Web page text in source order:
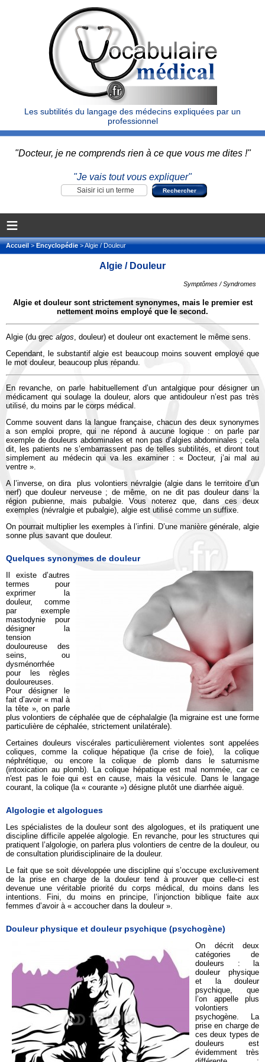
Les subtilités du langage des médecins expliquées par un
professionnel
"Docteur, je ne comprends rien à ce que vous me dites !"
"Je vais tout vous expliquer"
≡
Accueil>Encyclopédie> Algie / Douleur
Algie / Douleur
Symptômes / Syndromes
Algie et douleur sont strictement synonymes, mais le premier est
nettement moins employé que le second.
Algie (du grec algos, douleur) et douleur ont exactement le même sens.
Cependant, le substantif algie est beaucoup moins souvent employé que
le mot douleur, beaucoup plus répandu.
En revanche, on parle habituellement d’un antalgique pour désigner un
médicament qui soulage la douleur, alors que antidouleur n’est pas très
utilisé, du moins par le corps médical.
Comme souvent dans la langue française, chacun des deux synonymes
a son emploi propre, qui ne répond à aucune logique : on parle par
exemple de douleurs abdominales et non pas d’algies abdominales ; cela
dit, les patients ne s’embarrassent pas de telles subtilités, et diront tout
simplement au médecin qui va les examiner : « Docteur, j’ai mal au
ventre ».
A l’inverse, on dira plus volontiers névralgie (algie dans le territoire d’un
nerf) que douleur nerveuse ; de même, on ne dit pas douleur dans la
région pubienne, mais pubalgie. Vous noterez que, dans ces deux
exemples (névralgie et pubalgie), algie est utilisé comme un suffixe.
On pourrait multiplier les exemples à l’infini. D’une manière générale, algie
sonne plus savant que douleur.
Quelques synonymes de douleur
Il existe d’autres
termes pour
exprimer la
douleur, comme
par exemple
mastodynie pour
désigner la
tension
douloureuse des
seins, ou
dysménorrhée
pour les règles
douloureuses.
Pour désigner le
fait d’avoir « mal à
la tête », on parle
plus volontiers de céphalée que de céphalalgie (la migraine est une forme
particulière de céphalée, strictement unilatérale).
Certaines douleurs viscérales particulièrement violentes sont appelées
coliques, comme la colique hépatique (la crise de foie), la colique
néphrétique, ou encore la colique de plomb dans le saturnisme
(intoxication au plomb). La colique hépatique est mal nommée, car ce
n'est pas le foie qui est en cause, mais la vésicule. Dans le langage
courant, la colique (la « courante ») désigne plutôt une diarrhée aiguë.
Algologie et algologues
Les spécialistes de la douleur sont des algologues, et ils pratiquent une
discipline difficile appelée algologie. En revanche, pour les structures qui
pratiquent l’algologie, on parlera plus volontiers de centre de la douleur, ou
de consultation pluridisciplinaire de la douleur.
Le fait que se soit développée une discipline qui s’occupe exclusivement
de la prise en charge de la douleur tend à prouver que celle-ci est
devenue une véritable priorité du corps médical, du moins dans les
intentions. Fini, du moins en principe, l’injonction biblique faite aux
femmes d’avoir à « accoucher dans la douleur ».
Douleur physique et douleur psychique (psychogène)
On décrit deux
catégories de
douleurs : la
douleur physique
et la douleur
psychique, que
l’on appelle plus
volontiers
psychogène. La
prise en charge de
ces deux types de
douleurs est
évidemment très